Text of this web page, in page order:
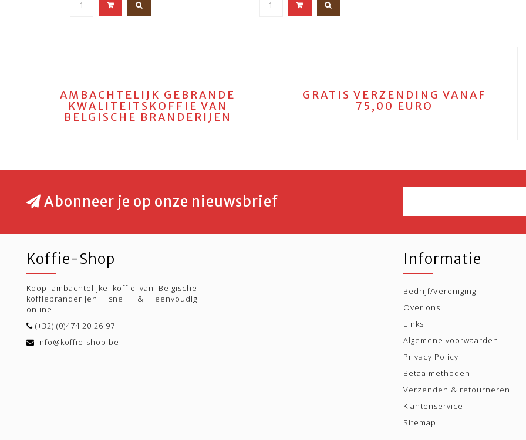
AMBACHTELIJK GEBRANDE
KWALITEITSKOFFIE VAN
BELGISCHE BRANDERIJEN
GRATIS VERZENDING VANAF
75,00 EURO
Abonneer je op onze nieuwsbrief
Koffie-Shop
Koop ambachtelijke koffie van Belgische
koffiebranderijen snel & eenvoudig
online.
(+32) (0)474 20 26 97
info@koffie-shop.be
Informatie
Bedrijf/Vereniging
Over ons
Links
Algemene voorwaarden
Privacy Policy
Betaalmethoden
Verzenden & retourneren
Klantenservice
Sitemap